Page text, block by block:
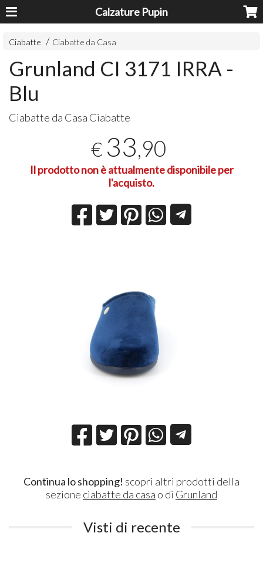
Calzature Pupin
Ciabatte Ciabatte da Casa
Grunland CI 3171 IRRA -
Blu
Ciabatte da Casa Ciabatte
€ 33,90
Il prodotto non è attualmente disponibile per
l'acquisto.
Continua lo shopping! scopri altri prodotti della
sezione ciabatte da casa o di Grunland
Visti di recente